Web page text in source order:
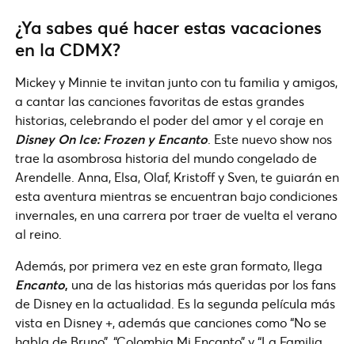
¿Ya sabes qué hacer estas vacaciones
en la CDMX?
Mickey y Minnie te invitan junto con tu familia y amigos,
a cantar las canciones favoritas de estas grandes
historias, celebrando el poder del amor y el coraje en
Disney On Ice: Frozen y Encanto . Este nuevo show nos
trae la asombrosa historia del mundo congelado de
Arendelle. Anna, Elsa, Olaf, Kristoff y Sven, te guiarán en
esta aventura mientras se encuentran bajo condiciones
invernales, en una carrera por traer de vuelta el verano
al reino.
Además, por primera vez en este gran formato, llega
Encanto, una de las historias más queridas por los fans
de Disney en la actualidad. Es la segunda película más
vista en Disney +, además que canciones como “No se